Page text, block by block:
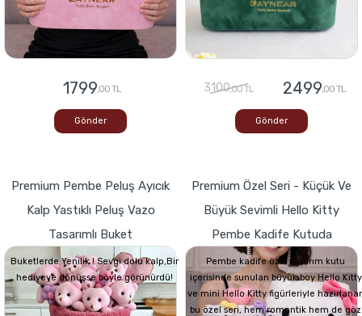
1799,00 TL
Gönder
3100,00 TL 2499,00 TL
Gönder
Premium Pembe Peluş Ayıcık
Kalp Yastıklı Peluş Vazo
Tasarımlı Buket
Buketlerde Yenilik ! Sevgi dolu kalp,Bir
hediyeye dönüşse böyle görünürdü!
Premium Özel Seri - Küçük Ve
Büyük Sevimli Hello Kitty
Pembe Kadife Kutuda
Pembe kadife özel tasarım kutu
içerisinde sunulan büyük boy Hello Kitty
ve mini Hello Kitty figürleriyle
bu özel seri, hem romantik hem de göz